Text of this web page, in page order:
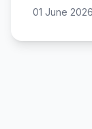
portefeuille.
01 June 2026